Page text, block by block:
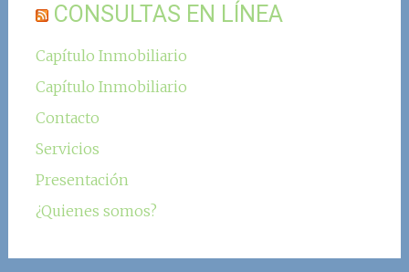
CONSULTAS EN LÍNEA
Capítulo Inmobiliario
Capítulo Inmobiliario
Contacto
Servicios
Presentación
¿Quienes somos?